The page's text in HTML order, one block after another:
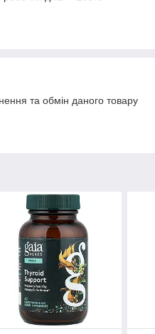
та обмін даного товару